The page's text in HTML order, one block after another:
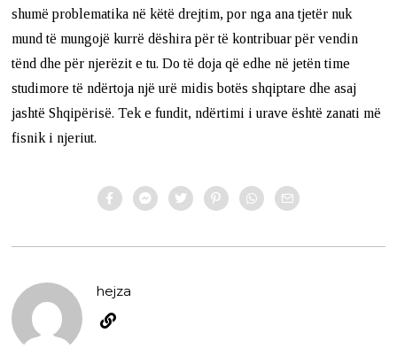
shumë problematika në këtë drejtim, por nga ana tjetër nuk
mund të mungojë kurrë dëshira për të kontribuar për vendin
tënd dhe për njerëzit e tu. Do të doja që edhe në jetën time
studimore të ndërtoja një urë midis botës shqiptare dhe asaj
jashtë Shqipërisë. Tek e fundit, ndërtimi i urave është zanati më
fisnik i njeriut.
hejza